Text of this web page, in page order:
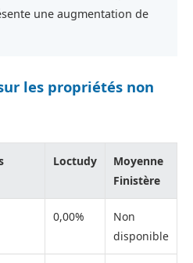
une augmentation de
les propriétés non
Loctudy
Moyenne
Finistère
0,00%
Non
disponible